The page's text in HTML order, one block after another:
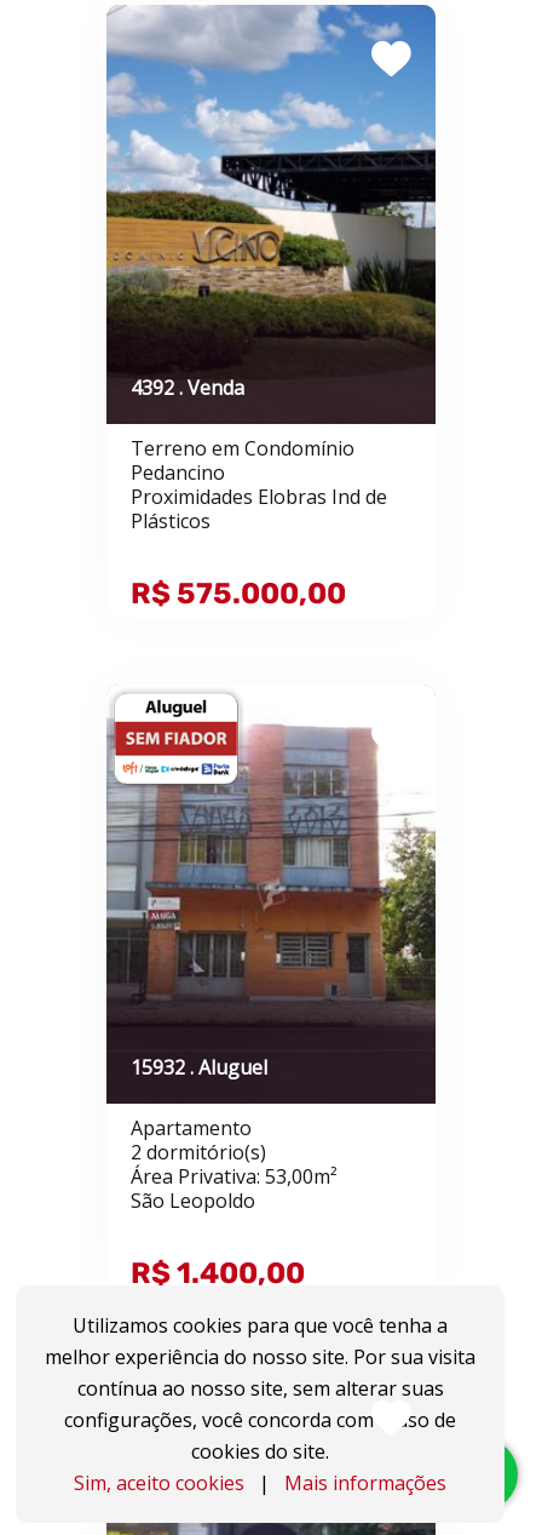
4392 . Venda
Terreno em Condomínio
Pedancino
Proximidades Elobras Ind de
Plásticos
R$ 575.000,00
15932 . Aluguel
Apartamento
2 dormitório(s)
Área Privativa: 53,00m²
São Leopoldo
R$ 1.400,00
Utilizamos cookies para que você tenha a
melhor experiência do nosso site. Por sua visita
contínua ao nosso site, sem alterar suas
configurações, você concorda com o uso de
cookies do site.
Sim, aceito cookies | Mais informações